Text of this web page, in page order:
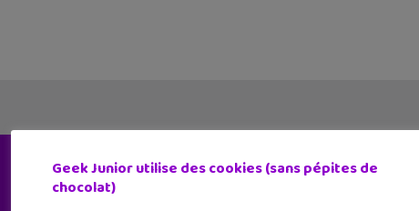
Geek Junior utilise des cookies (sans pépites de
chocolat)